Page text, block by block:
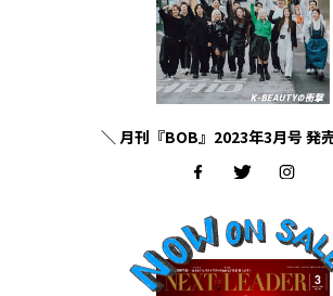
＼ 月刊『BOB』2023年3月号 発